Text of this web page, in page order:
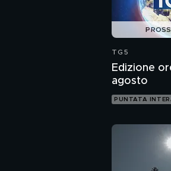
TG5
Edizione
agosto
PUNTATA